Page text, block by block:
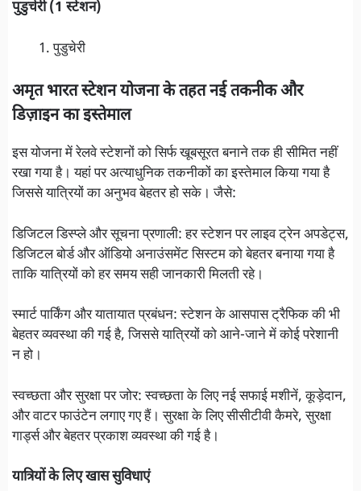
पुडुचेरी (1 स्टेशन)
पुडुचेरी
अमृत भारत स्टेशन योजना के तहत नई तकनीक और
डिज़ाइन का इस्तेमाल
इस योजना में रेलवे स्टेशनों को सिर्फ खूबसूरत बनाने तक ही सीमित नहीं
रखा गया है। यहां पर अत्याधुनिक तकनीकों का इस्तेमाल किया गया है
जिससे यात्रियों का अनुभव बेहतर हो सके। जैसे:
डिजिटल डिस्प्ले और सूचना प्रणाली: हर स्टेशन पर लाइव ट्रेन अपडेट्स,
डिजिटल बोर्ड और ऑडियो अनाउंसमेंट सिस्टम को बेहतर बनाया गया है
ताकि यात्रियों को हर समय सही जानकारी मिलती रहे।
स्मार्ट पार्किंग और यातायात प्रबंधन: स्टेशन के आसपास ट्रैफिक की भी
बेहतर व्यवस्था की गई है, जिससे यात्रियों को आने-जाने में कोई परेशानी
न हो।
स्वच्छता और सुरक्षा पर जोर: स्वच्छता के लिए नई सफाई मशीनें, कूड़ेदान,
और वाटर फाउंटेन लगाए गए हैं। सुरक्षा के लिए सीसीटीवी कैमरे, सुरक्षा
गार्ड्स और बेहतर प्रकाश व्यवस्था की गई है।
यात्रियों के लिए खास सुविधाएं